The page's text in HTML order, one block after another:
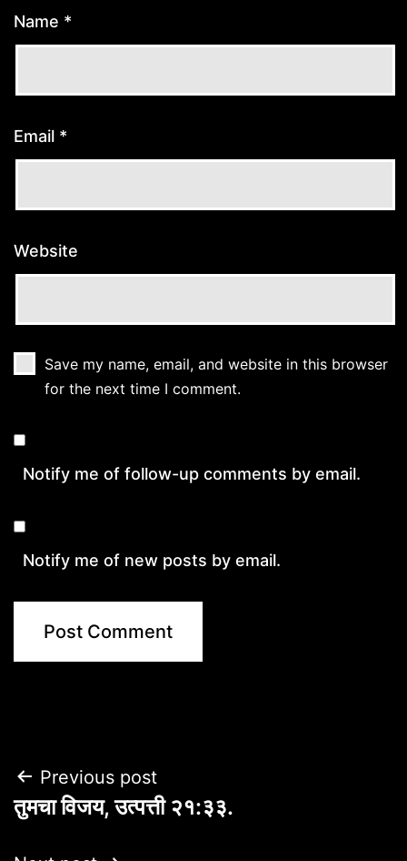
Name *
Email *
Website
Save my name, email, and website in this browser
for the next time I comment.
Notify me of follow-up comments by email.
Notify me of new posts by email.
Post
navigation
Previous post
तुमचा विजय, उत्पत्ती २१:३३.